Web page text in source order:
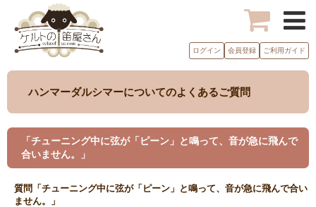
ログイン 会員登録 ご利用ガイド
ハンマーダルシマーについてのよくあるご質問
「チューニング中に弦が「ピーン」と鳴って、音が急に飛んで
合いません。」
質問「チューニング中に弦が「ピーン」と鳴って、音が急に飛んで合い
ません。」